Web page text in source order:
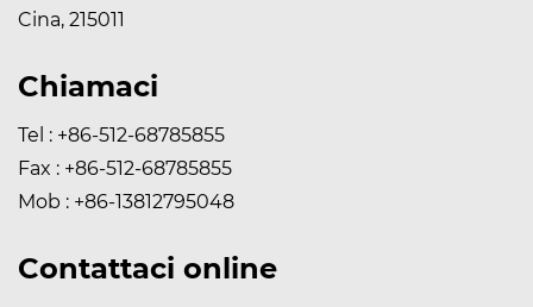
Cina, 215011
Chiamaci
Tel : +86-512-68785855
Fax : +86-512-68785855
Mob : +86-13812795048
Contattaci online